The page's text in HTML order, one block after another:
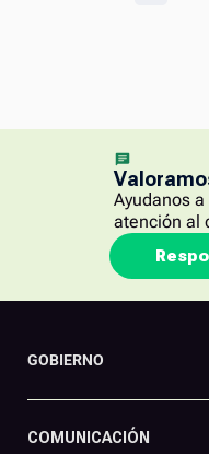
Ayudanos
atención al
GOBIERNO
COMUNICACIÓN